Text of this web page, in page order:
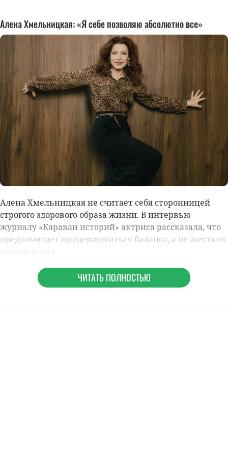
Алена Хмельницкая: «Я себе позволяю абсолютно все»
Алена Хмельницкаяне считает себя сторонницей
строгого здорового образа жизни. В интервью
журналу «Караван историй» актриса рассказала, что
предпочитает придерживаться баланса, а не жестких
ограничений.
ЧИТАТЬ ПОЛНОСТЬЮ